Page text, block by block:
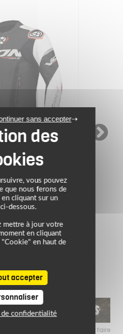
3 JKT
: 499.99 €
449.99 €
blanc
de l’ambiance estivale pour faire
vous pouvez
que nous ferons de
cliquant sur un
dessous.
mettre à jour votre
en cliquant
"Cookie" en haut de
accepter
sans accepter
de confidentialité